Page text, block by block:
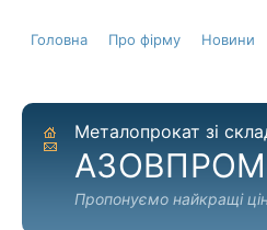
Головна Про фірму Новини
На головну
Надіслати листа
Металопрокат зі
Пропонуємо найкращі